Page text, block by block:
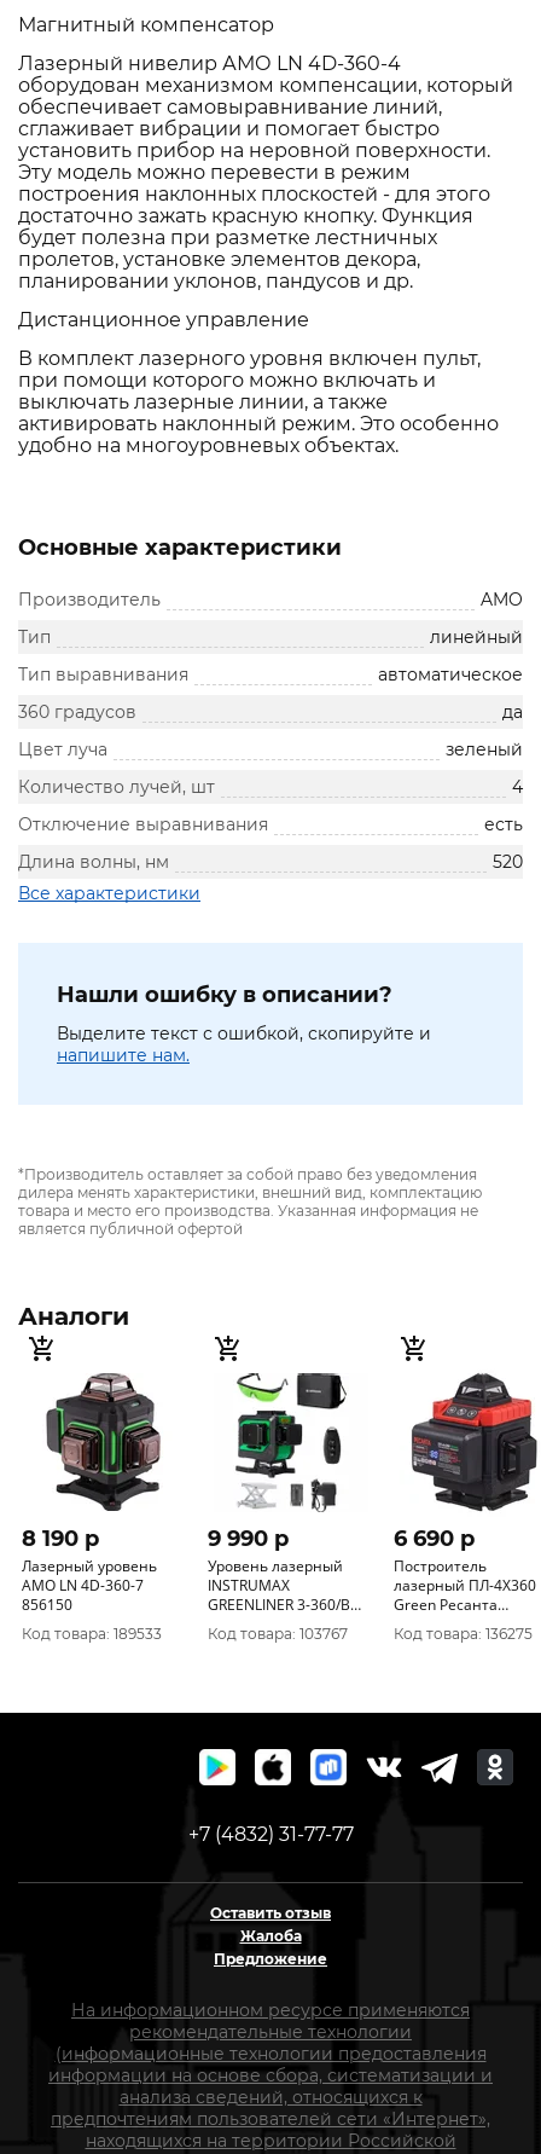
Магнитный компенсатор
Лазерный нивелир АМО LN 4D-360-4
оборудован механизмом компенсации, который
обеспечивает самовыравнивание линий,
сглаживает вибрации и помогает быстро
установить прибор на неровной поверхности.
Эту модель можно перевести в режим
построения наклонных плоскостей - для этого
достаточно зажать красную кнопку. Функция
будет полезна при разметке лестничных
пролетов, установке элементов декора,
планировании уклонов, пандусов и др.
Дистанционное управление
В комплект лазерного уровня включен пульт,
при помощи которого можно включать и
выключать лазерные линии, а также
активировать наклонный режим. Это особенно
удобно на многоуровневых объектах.
Основные характеристики
Производитель
AMO
Тип
линейный
Тип выравнивания
автоматическое
360 градусов
да
Цвет луча
зеленый
Количество лучей, шт
4
Отключение выравнивания
есть
Длина волны, нм
520
Все характеристики
Нашли ошибку в описании?
Выделите текст с ошибкой, скопируйте и
напишите нам.
*Производитель оставляет за собой право без уведомления
дилера менять характеристики, внешний вид, комплектацию
товара и место его производства. Указанная информация не
является публичной офертой
Аналоги
8 190 p
Лазерный уровень
AMO LN 4D-360-7
856150
Код товара: 189533
9 990 p
Уровень лазерный
INSTRUMAX
GREENLINER 3-360/B
SET IM0150
Код товара: 103767
6 690 p
Построитель
лазерный ПЛ-4Х360
Green Ресанта
61/10/544
Код товара: 136275
+7 (4832) 31-77-77
Оставить отзыв
Жалоба
Предложение
На информационном ресурсе применяются
рекомендательные технологии
(информационные технологии предоставления
информации на основе сбора, систематизации и
анализа сведений, относящихся к
предпочтениям пользователей сети «Интернет»,
находящихся на территории Российской